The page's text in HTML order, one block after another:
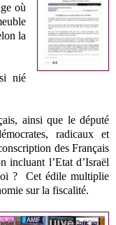
où
la
nié
ainsi que le député
radicaux et
des Français
incluant l’Etat d’Israël
? Cet édile multiplie
sur la fiscalité.